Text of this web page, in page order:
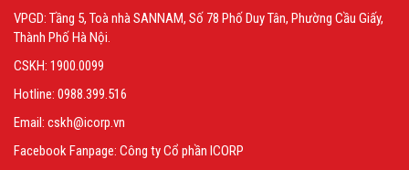
VPGD: Tầng 5, Toà nhà SANNAM, Số 78 Phố Duy Tân, Phường Cầu Giấy,
Thành Phố Hà Nội.
CSKH: 1900.0099
Hotline: 0988.399.516
Email: cskh@icorp.vn
Facebook Fanpage: Công ty Cổ phần ICORP